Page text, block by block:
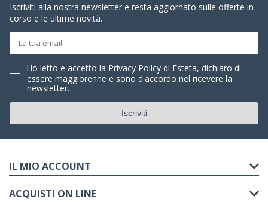
Iscriviti alla nostra newsletter e resta aggiornato sulle offerte in
corso e le ultime novità.
Ho letto e accetto la Privacy Policy di Esteta, dichiaro di
essere maggiorenne e sono d'accordo nel ricevere la
newsletter.
IL MIO ACCOUNT
ACQUISTI ON LINE